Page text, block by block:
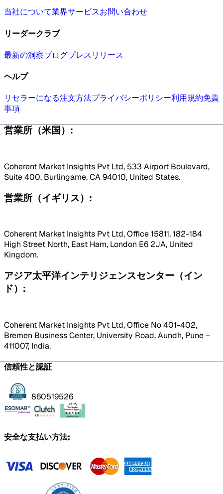
当社について業界サービスお問い合わせ
リーダークラブ
最新の洞察ブログプレスリリース
ヘルプ
リセラーになる注文方法プライバシーポリシー利用規約免責
事項
営業所（米国）:
Coherent Market Insights Pvt Ltd, 533 Airport Boulevard,
Suite 400, Burlingame, CA 94010, United States.
営業所（イギリス）:
Coherent Market Insights Pvt Ltd, Office 15811, 182-184
High Street North, East Ham, London E6 2JA, United
Kingdom.
アジア太平洋インテリジェンスセンター（イン
ド）:
Coherent Market Insights Pvt Ltd, Office No 401-402,
Bremen Business Center, University Road, Aundh, Pune –
411007, India.
信頼性と認証
860519526
安全な支払い方法: